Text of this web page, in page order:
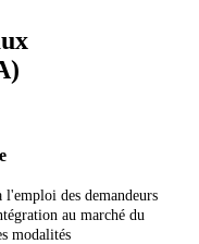
des demandeurs
au marché du
modalités